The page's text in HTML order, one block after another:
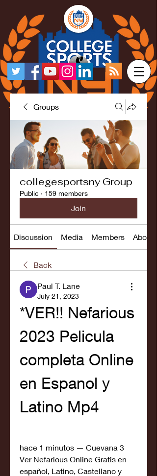
Groups
collegesportsny Group
Public · 159 members
Join
Discussion Media Members About
Back
Paul T. Lane
July 21, 2023
*VER!! Nefarious
2023 Pelicula
completa Online
en Espanol y
Latino Mp4
hace 1 minutos — Cuevana 3
Ver Nefarious Online Gratis en
español, Latino, Castellano y